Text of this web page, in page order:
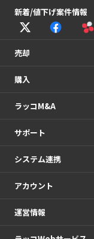
新着/値下げ案件情報
売却
購入
ラッコM&A
サポート
システム連携
アカウント
運営情報